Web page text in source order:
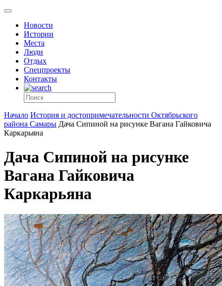
Новости
Истории
Места
Люди
Отдых
Спецпроекты
Контакты
Начало История и достопримечательности Октябрьского
района Самары Дача Сипиной на рисунке Вагана Гайковича
Каркарьяна
Дача Сипиной на рисунке
Вагана Гайковича
Каркарьяна